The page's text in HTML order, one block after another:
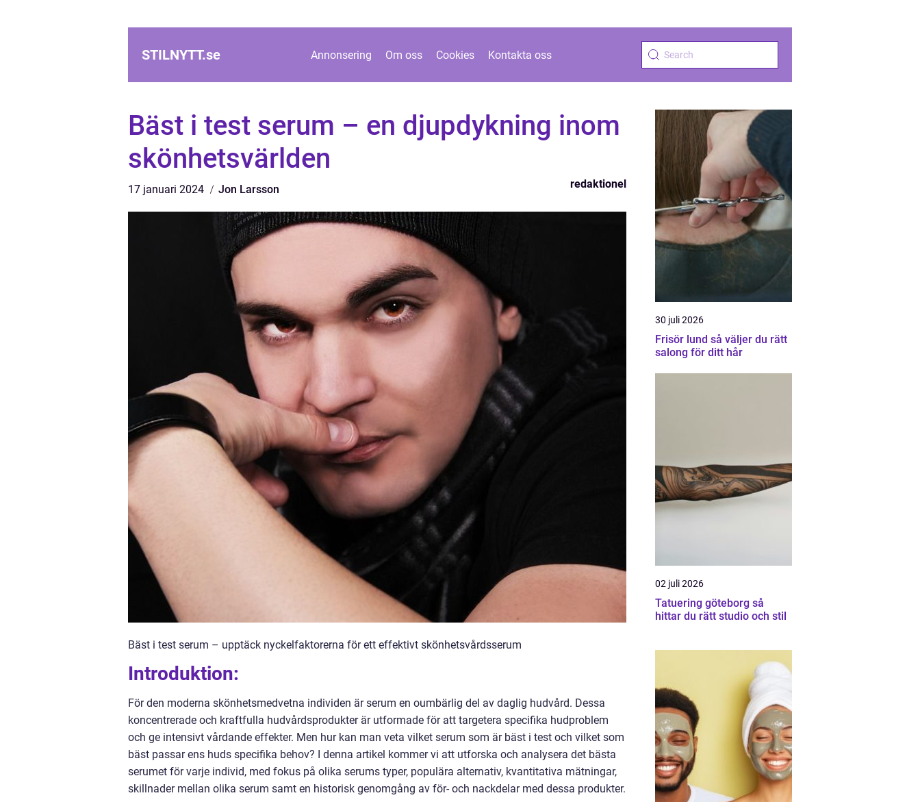
STILNYTT.se Annonsering Om oss Cookies Kontakta oss
Bäst i test serum – en djupdykning inom
skönhetsvärlden
17 januari 2024 Jon Larsson redaktionel
Bäst i test serum – upptäck nyckelfaktorerna för ett effektivt skönhetsvårdsserum
Introduktion:
För den moderna skönhetsmedvetna individen är serum en oumbärlig del av daglig hudvård. Dessa
koncentrerade och kraftfulla hudvårdsprodukter är utformade för att targetera specifika hudproblem
och ge intensivt vårdande effekter. Men hur kan man veta vilket serum som är bäst i test och vilket som
bäst passar ens huds specifika behov? I denna artikel kommer vi att utforska och analysera det bästa
serumet för varje individ, med fokus på olika serums typer, populära alternativ, kvantitativa mätningar,
skillnader mellan olika serum samt en historisk genomgång av för- och nackdelar med dessa produkter.
30 juli 2026
Frisör lund så väljer du rätt
salong för ditt hår
02 juli 2026
Tatuering göteborg så
hittar du rätt studio och stil